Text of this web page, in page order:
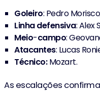
Goleiro: Pedro
Linhadefensiva: Alex
Meio-campo:
Atacantes: Lucas
Técnico:Mozart.
As escalações